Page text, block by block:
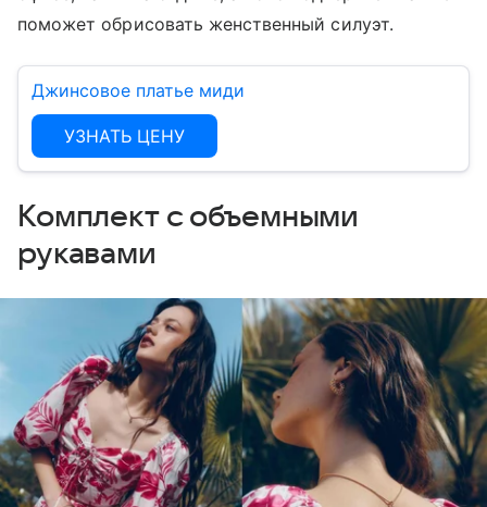
поможет обрисовать женственный силуэт.
Джинсовое платье миди
УЗНАТЬ ЦЕНУ
Комплект с объемными
рукавами